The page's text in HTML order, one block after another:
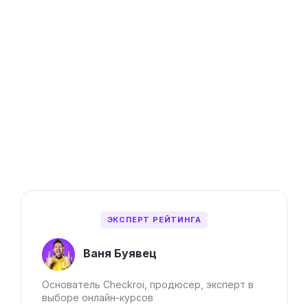
ЭКСПЕРТ РЕЙТИНГА
Ваня Буявец
Основатель Checkroi, продюсер, эксперт в
выборе онлайн-курсов